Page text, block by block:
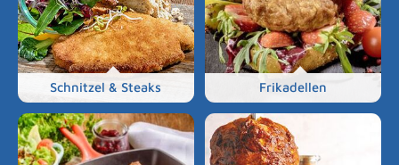
Schnitzel & Steaks Frikadellen